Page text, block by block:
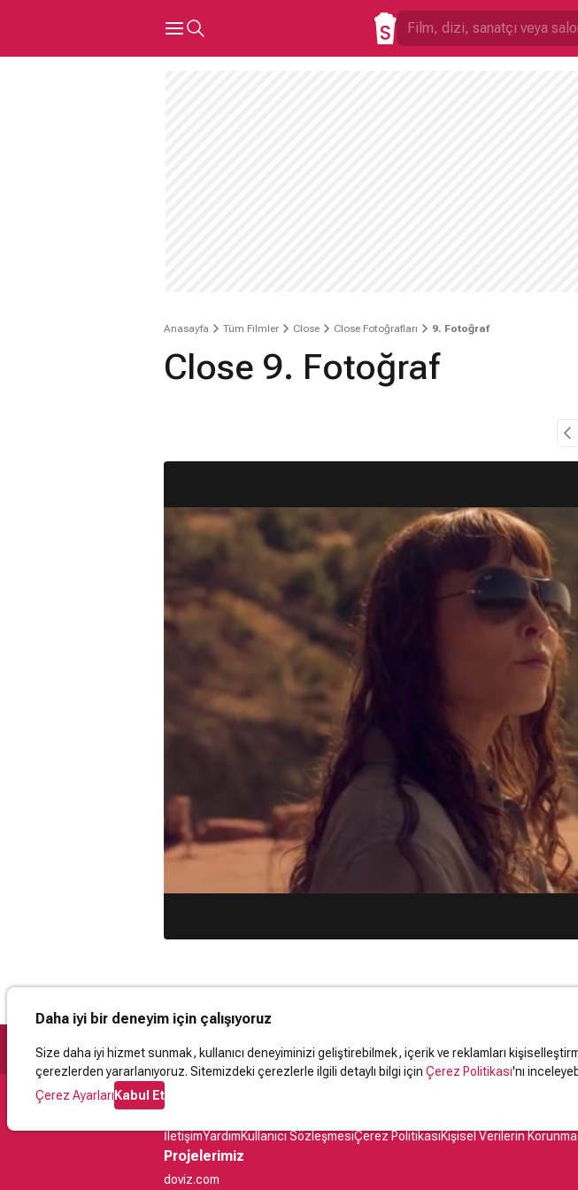
Anasayfa Tüm Filmler Close Close Fotoğrafları 9. Fotoğraf
Close 9. Fotoğraf
Daha iyi bir deneyim için çalışıyoruz
Size daha iyi hizmet sunmak, kullanıcı deneyiminizi geliştirebilmek, içerik ve reklamları
çerezlerden yararlanıyoruz. Sitemizdeki çerezlerle ilgili detaylı bilgi için Çerez Politikası'nı
Çerez AyarlarıKabul Et
Destek
İletişimYardımKullanıcı SözleşmesiÇerez PolitikasıKişisel Verilerin
Projelerimiz
doviz.com